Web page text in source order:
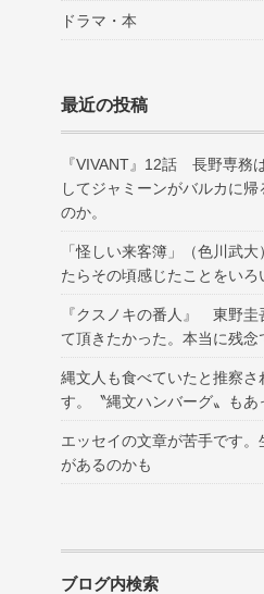
ドラマ・本
最近の投稿
『VIVANT』12話 長野専務
してジャミーンがバルカに
のか。
「怪しい来客簿」（色川武
たらその頃感じたことをいろ
『クスノキの番人』 東野
て頂きたかった。本当に残念
縄文人も食べていたと推察
す。〝縄文ハンバーグ〟もあ
エッセイの文章が苦手です
があるのかも
ブログ内検索